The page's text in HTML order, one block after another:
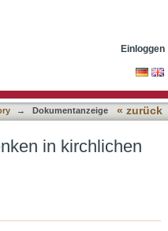
Einloggen
→ Dokumentanzeige « zurück
in kirchlichen